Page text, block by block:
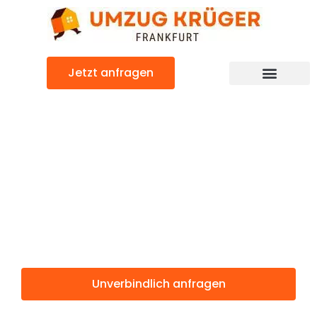
Jetzt anfragen
Unverbindlich anfragen